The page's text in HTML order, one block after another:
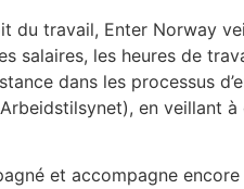
du travail, Enter Norway
salaires, les heures de
dans les processus
en veillant
et accompagne